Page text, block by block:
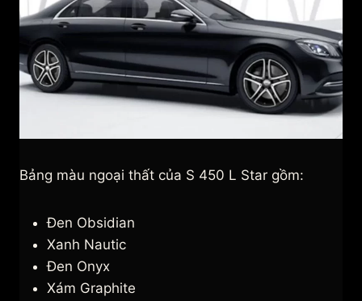
Bảng màu ngoại thất của S 450 L Star gồm:
Đen Obsidian
Xanh Nautic
Đen Onyx
Xám Graphite